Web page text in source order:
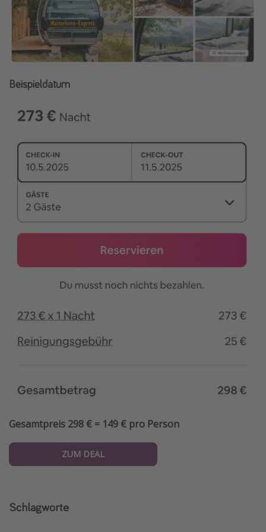
Beispieldatum
Gesamtpreis 298 € = 149 € pro Person
ZUM DEAL
Schlagworte